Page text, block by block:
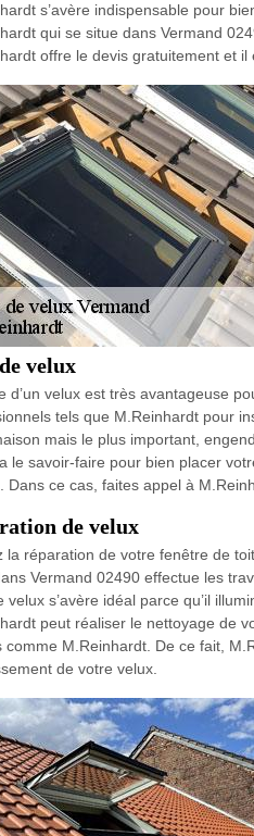
s’avère indispensable pour
qui se situe dans Vermand
offre le devis gratuitement et
velux
d’un velux est très avantageuse
tels que M.Reinhardt pour
mais le plus important,
le savoir-faire pour bien placer
Dans ce cas, faites appel à
de velux
la réparation de votre fenêtre de
Vermand 02490 effectue les
velux s’avère idéal parce qu’il
peut réaliser le nettoyage de
comme M.Reinhardt. De ce fait,
de votre velux.